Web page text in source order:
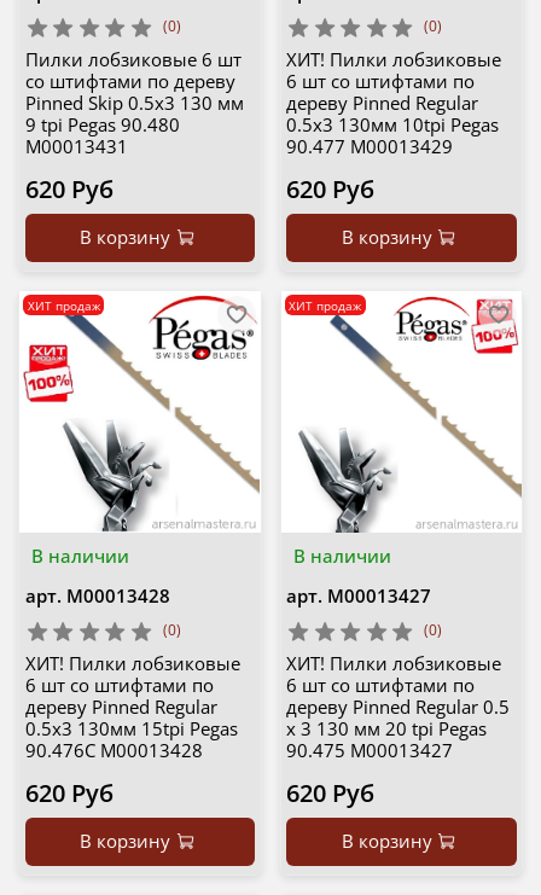
(0)
Пилки лобзиковые 6 шт
со штифтами по дереву
Pinned Skip 0.5х3 130 мм
9 tpi Pegas 90.480
М00013431
620 Руб
В корзину
(0)
ХИТ! Пилки лобзиковые
6 шт со штифтами по
дереву Pinned Regular
0.5х3 130мм 10tpi Pegas
90.477 М00013429
620 Руб
В корзину
В наличии
ХИТ продаж
арт. М00013428
(0)
ХИТ! Пилки лобзиковые
6 шт со штифтами по
дереву Pinned Regular
0.5х3 130мм 15tpi Pegas
90.476C М00013428
620 Руб
В корзину
В наличии
ХИТ продаж
арт. М00013427
(0)
ХИТ! Пилки лобзиковые
6 шт со штифтами по
дереву Pinned Regular 0.5
х 3 130 мм 20 tpi Pegas
90.475 М00013427
620 Руб
В корзину